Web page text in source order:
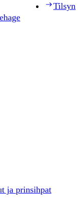
Tilsyn
ja prinsihpat